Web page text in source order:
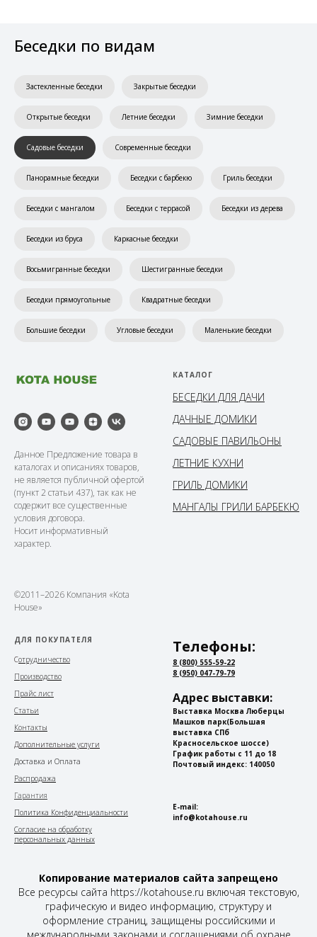
Беседки по видам
Застекленные беседки Закрытые беседки
Открытые беседки Летние беседки Зимние беседки
Садовые беседки Современные беседки
Панорамные беседки Беседки с барбекю Гриль беседки
Беседки с мангалом Беседки с террасой Беседки из дерева
Беседки из бруса Каркасные беседки
Восьмигранные беседки Шестигранные беседки
Беседки прямоугольные Квадратные беседки
Большие беседки Угловые беседки Маленькие беседки
Данное Предложение товара в
каталогах и описаниях товаров,
не является публичной офертой
(пункт 2 статьи 437), так как не
содержит все существенные
условия договора.
Носит информативный
характер.
©2011–2026 Компания «Kota
House»
КАТАЛОГ
БЕСЕДКИ ДЛЯ ДАЧИ
ДАЧНЫЕ ДОМИКИ
САДОВЫЕ ПАВИЛЬОНЫ
ЛЕТНИЕ КУХНИ
ГРИЛЬ ДОМИКИ
МАНГАЛЫ ГРИЛИ БАРБЕКЮ
ДЛЯ ПОКУПАТЕЛЯ
Сотрудничество
Производство
Прайс лист
Статьи
Контакты
Дополнительные услуги
Доставка и Оплата
Распродажа
Гарантия
Политика Конфиденциальности
Согласие на обработку
персональных данных
Телефоны:
8 (800) 555-59-22
8 (950) 047-79-79
Адрес выставки:
Выставка Москва Люберцы
Машков парк(Большая
выставка СПб
Красносельское шоссе)
График работы с 11 до 18
Почтовый индекс: 140050
E-mail:
info@kotahouse.ru
Копирование материалов сайта запрещено
Все ресурсы сайта https://kotahouse.ru включая текстовую,
графическую и видео информацию, структуру и
оформление страниц, защищены российскими и